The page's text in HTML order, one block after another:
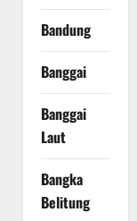
Bandung
Banggai
Banggai
Laut
Bangka
Belitung